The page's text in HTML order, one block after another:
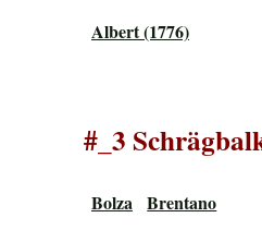
Albert (1776)
#_3
Bolza Brentano